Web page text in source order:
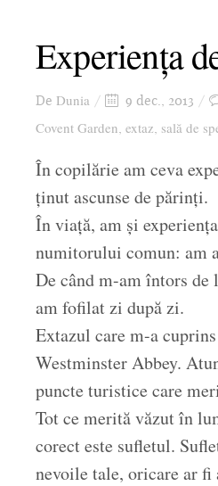
Experiența
De Dunia 9 dec., 2013
Covent Garden, extaz, sală de
În copilărie am ceva
ținut ascunse de părinți.
În viață, am și
numitorului comun: am
De când m-am întors de
am fofilat zi după zi.
Extazul care m-a
Westminster Abbey.
puncte turistice care
Tot ce merită văzut în
corect este sufletul.
nevoile tale, oricare ar fi